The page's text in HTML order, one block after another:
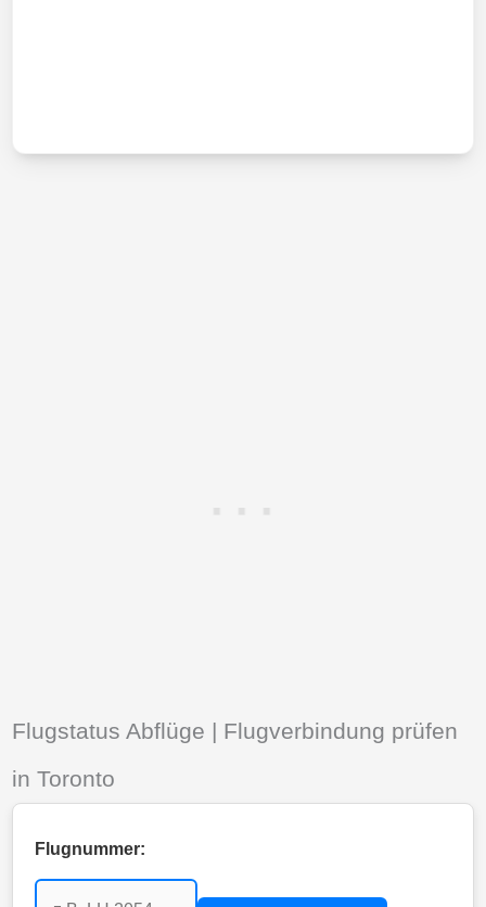
Flugstatus Abflüge | Flugverbindung prüfen
in Toronto
Flugnummer: